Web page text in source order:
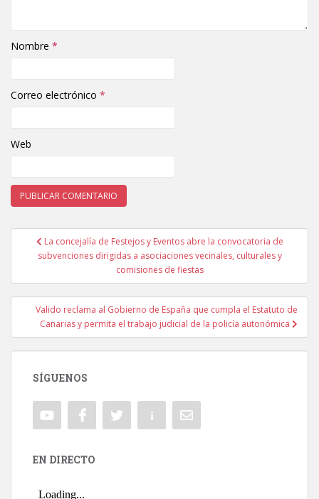
Nombre *
Correo electrónico *
Web
Navegación de entradas
La concejalía de Festejos y Eventos abre la convocatoria de
subvenciones dirigidas a asociaciones vecinales, culturales y
comisiones de fiestas
Valido reclama al Gobierno de España que cumpla el Estatuto de
Canarias y permita el trabajo judicial de la policía autonómica
SÍGUENOS
EN DIRECTO